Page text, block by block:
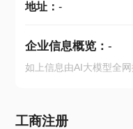
地址： -
企业信息概览： -
如上信息由AI大模型全
工商注册